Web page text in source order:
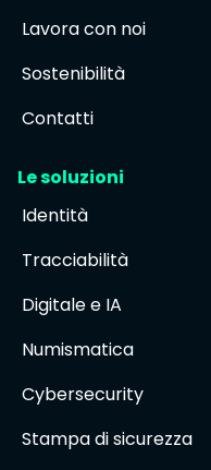
Lavora con noi
Sostenibilità
Contatti
Le soluzioni
Identità
Tracciabilità
Digitale e IA
Numismatica
Cybersecurity
Stampa di sicurezza